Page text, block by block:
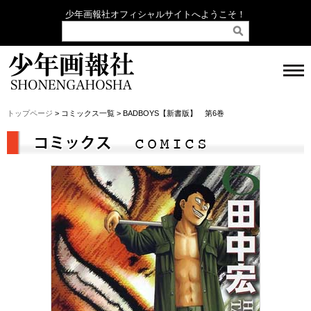
少年画報社オフィシャルサイトへようこそ！
トップページ > コミックス一覧 > BADBOYS【新書版】 第6巻